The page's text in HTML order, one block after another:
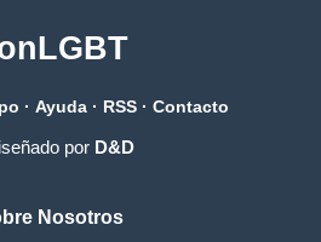
· Ayuda · RSS · Contacto
por D&D
Nosotros